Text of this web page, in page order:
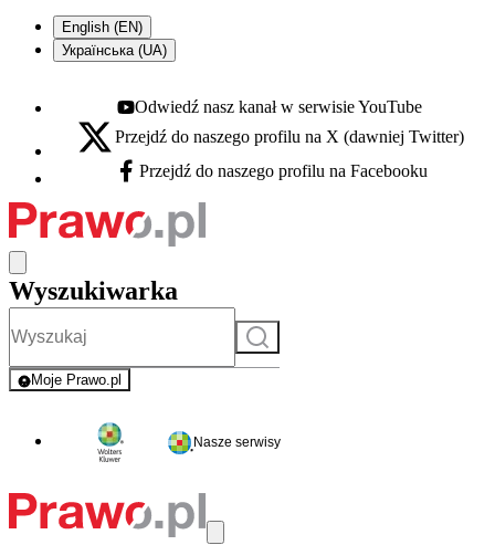
English (EN)
Українська (UA)
Youtube - otwiera się w nowej karcie
Odwiedź nasz kanał w serwisie YouTube
X - otwiera się w nowej karcie
Przejdź do naszego profilu na X (dawniej Twitter)
Facebook - otwiera się w nowej karcie
Przejdź do naszego profilu na Facebooku
Wyszukiwarka
Szukaj
Moje Prawo.pl
- rejestracja i logowanie do serwisu
Nasze serwisy